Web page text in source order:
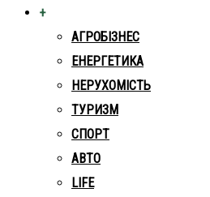
+
АГРОБІЗНЕС
ЕНЕРГЕТИКА
НЕРУХОМІСТЬ
ТУРИЗМ
СПОРТ
АВТО
LIFE